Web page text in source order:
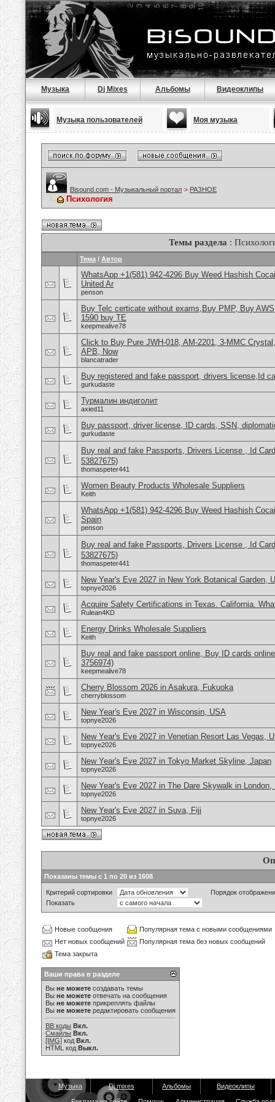
Музыка Dj Mixes Альбомы Видеоклипы
Музыка пользователей Моя музыка
Bisound.com - Музыкальный портал > РАЗНОЕ
Психология
Темы раздела :
Тема / Автор
WhatsApp +1(581) 942-4296 Buy Weed Hashish
United Ar
penson
Buy Telc certicate without exams,Buy PMP, Buy
1590 buy TE
keepmealive78
Click to Buy Pure JWH-018, AM-2201, 3-MMC
APB, Now
blancatrader
Buy registered and fake passport, drivers license,Id
gurkudaste
Турмалин индиголит
axied11
Buy passport, driver license, ID cards, SSN,
gurkudaste
Buy real and fake Passports, Drivers License , Id
53827675)
thomaspeter441
Women Beauty Products Wholesale Suppliers
Keith
WhatsApp +1(581) 942-4296 Buy Weed Hashish
Spain
penson
Buy real and fake Passports, Drivers License , Id
53827675)
thomaspeter441
New Year's Eve 2027 in New York Botanical Garden,
topnye2026
Acquire Safety Certifications in Texas. California.
Rulean4KD
Energy Drinks Wholesale Suppliers
Keith
Buy real and fake passport online, Buy ID cards
3756974)
keepmealive78
Cherry Blossom 2026 in Asakura, Fukuoka
cherryblossom
New Year's Eve 2027 in Wisconsin, USA
topnye2026
New Year's Eve 2027 in Venetian Resort Las Vegas,
topnye2026
New Year's Eve 2027 in Tokyo Market Skyline, Japan
topnye2026
New Year's Eve 2027 in The Dare Skywalk in London,
topnye2026
New Year's Eve 2027 in Suva, Fiji
topnye2026
Показаны темы с 1 по 20 из 1608
Критерий сортировки
Порядок
Показать
Новые сообщения
Популярная тема с новыми сообщениями
Нет новых сообщений
Популярная тема без новых сообщений
Тема закрыта
Ваши права в разделе
Вы не можете создавать темы
Вы не можете отвечать на сообщения
Вы не можете прикреплять файлы
Вы не можете редактировать сообщения
BB коды Вкл.
Смайлы Вкл.
[IMG] код Вкл.
HTML код Выкл.
Музыка Dj mixes Альбомы Видеоклипы